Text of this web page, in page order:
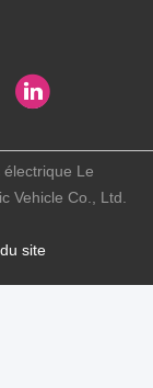
site
Le
Vehicle Co., Ltd.